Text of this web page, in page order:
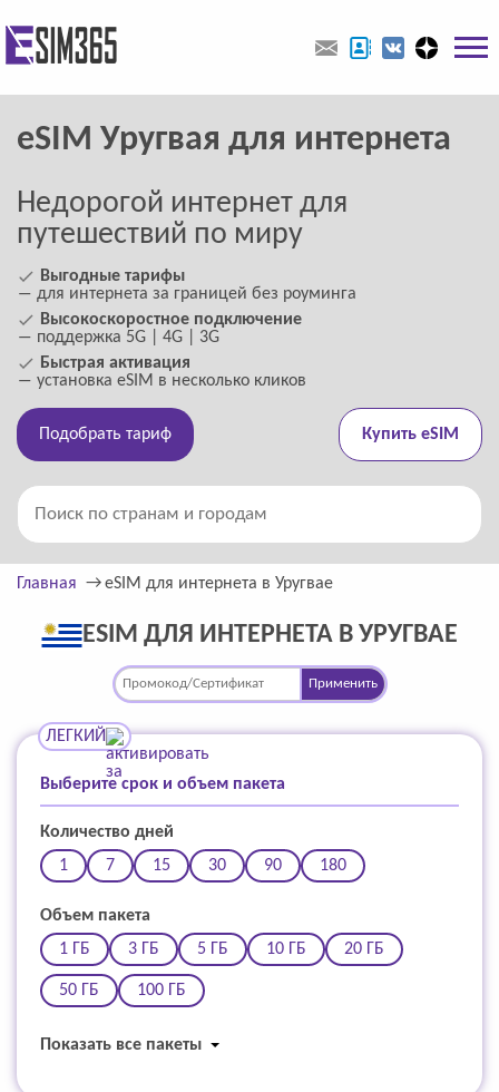
eSIM Уругвая для интернета
Недорогой интернет для
путешествий по миру
Выгодные тарифы
― для интернета за границей без роуминга
Высокоскоростное подключение
― поддержка 5G | 4G | 3G
Быстрая активация
― установка eSIM в несколько кликов
Подобрать тариф Купить eSIM
Главная eSIM для интернета в Уругвае
ESIM ДЛЯ ИНТЕРНЕТА В УРУГВАЕ
Применить
ЛЕГКИЙ
Выберите срок и объем пакета
Количество дней
1
7 15 30 90 180
Объем пакета
1 ГБ
3 ГБ 5 ГБ 10 ГБ 20 ГБ
50 ГБ 100 ГБ
Показать все пакеты